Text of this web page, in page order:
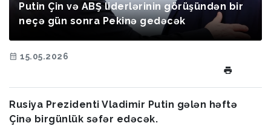
Putin Çin və ABŞ liderlərinin görüşündən bir
neçə gün sonra Pekinə gedəcək
15.05.2026
Rusiya Prezidenti Vladimir Putin gələn həftə
Çinə birgünlük səfər edəcək.